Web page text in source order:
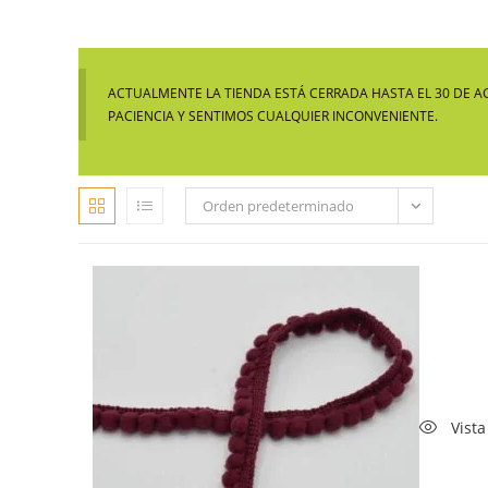
ACTUALMENTE LA TIENDA ESTÁ CERRADA HASTA EL 30 DE
PACIENCIA Y SENTIMOS CUALQUIER INCONVENIENTE.
Orden predeterminado
Vista